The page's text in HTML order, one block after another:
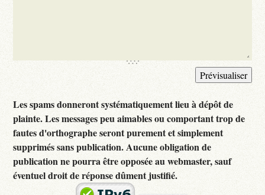
Les spams donneront systématiquement lieu à dépôt de
plainte. Les messages peu aimables ou comportant trop de
fautes d'orthographe seront purement et simplement
supprimés sans publication. Aucune obligation de
publication ne pourra être opposée au webmaster, sauf
éventuel droit de réponse dûment justifié.